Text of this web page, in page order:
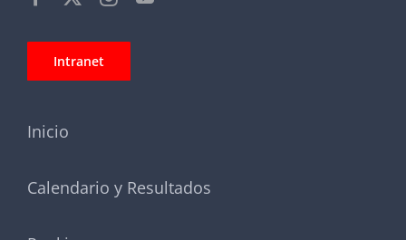
Intranet
Inicio
Calendario y Resultados